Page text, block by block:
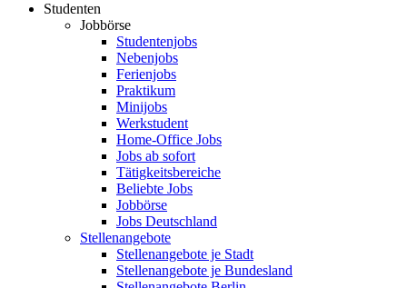
Studenten
Jobbörse
Studentenjobs
Nebenjobs
Ferienjobs
Praktikum
Minijobs
Werkstudent
Home-Office Jobs
Jobs ab sofort
Tätigkeitsbereiche
Beliebte Jobs
Jobbörse
Jobs Deutschland
Stellenangebote
Stellenangebote je Stadt
Stellenangebote je Bundesland